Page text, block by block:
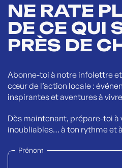
NE RATE
DE CE QUI
PRÈS DE
Abonne-toi à notre infolettre
cœur de l’action locale :
inspirantes et aventures à
Dès maintenant, prépare-toi
inoubliables… à ton rythme et
Prénom